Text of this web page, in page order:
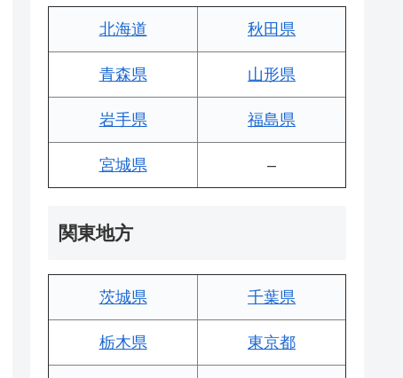
北海道 秋田県
青森県 山形県
岩手県 福島県
宮城県 –
関東地方
茨城県 千葉県
栃木県 東京都